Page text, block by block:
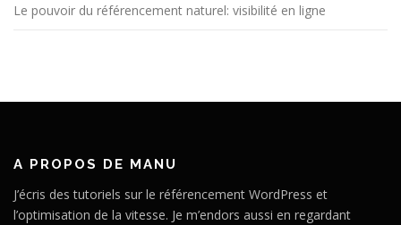
Le pouvoir du référencement naturel: visibilité en ligne
A PROPOS DE MANU
J’écris des tutoriels sur le référencement WordPress et
l’optimisation de la vitesse. Je m’endors aussi en regardant